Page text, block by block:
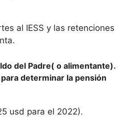
al IESS y las retenciones
del Padre( o alimentante).
determinar la pensión
usd para el 2022).